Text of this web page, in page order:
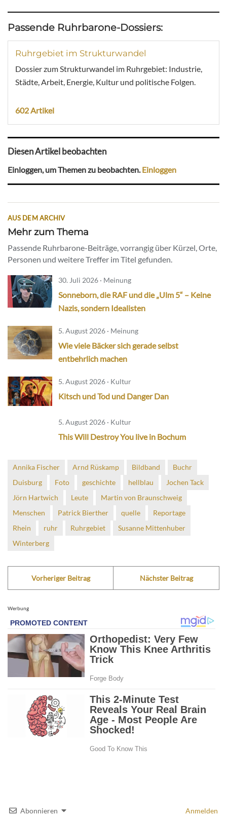
Passende Ruhrbarone-Dossiers:
Ruhrgebiet im Strukturwandel
Dossier zum Strukturwandel im Ruhrgebiet: Industrie,
Städte, Arbeit, Energie, Kultur und politische Folgen.
602 Artikel
Diesen Artikel beobachten
Einloggen, um Themen zu beobachten.Einloggen
AUS DEM ARCHIV
Mehr zum Thema
Passende Ruhrbarone-Beiträge, vorrangig über Kürzel, Orte,
Personen und weitere Treffer im Titel gefunden.
30. Juli 2026 · Meinung
Sonneborn, die RAF und die „Ulm 5“ – Keine
Nazis, sondern Idealisten
5. August 2026 · Meinung
Wie viele Bäcker sich gerade selbst
entbehrlich machen
5. August 2026 · Kultur
Kitsch und Tod und Danger Dan
5. August 2026 · Kultur
This Will Destroy You live in Bochum
Annika Fischer Arnd Rüskamp Bildband
Buchr
Duisburg
Foto geschichte hellblau
Jochen Tack
Jörn Hartwich
Leute
Martin von Braunschweig
Menschen
Patrick Bierther quelle
Reportage
Rhein
ruhr Ruhrgebiet
Susanne Mittenhuber
Winterberg
Vorheriger Beitrag Nächster Beitrag
Werbung
Abonnieren Anmelden